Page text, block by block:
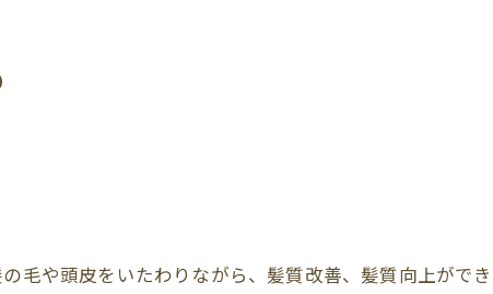
毛や頭皮をいたわりながら、髪質改善、髪質向上がで